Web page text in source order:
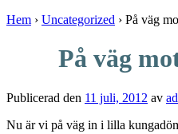
Hem › Uncategorized › På väg
På väg
Publicerad den 11 juli, 2012 av
Nu är vi på väg in i lilla